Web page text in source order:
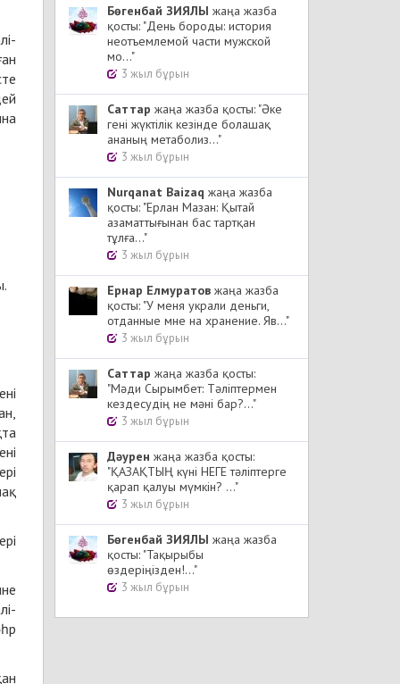
Бөгенбай ЗИЯЛЫ жаңа жазба
қосты: "День бороды: история
неотъемлемой части мужской
мо..."
3 жыл бұрын
Cаттар жаңа жазба қосты: "Әке
гені жүктілік кезінде болашақ
ананың метаболиз..."
3 жыл бұрын
Nurqanat Baizaq жаңа жазба
қосты: "Ерлан Мазан: Қытай
азаматтығынан бас тартқан
тұлға..."
3 жыл бұрын
Ернар Елмуратов жаңа жазба
қосты: "У меня украли деньги,
отданные мне на хранение. Яв..."
3 жыл бұрын
Cаттар жаңа жазба қосты:
"Мәди Сырымбет: Тәліптермен
кездесудің не мәні бар?..."
3 жыл бұрын
Дәурен жаңа жазба қосты:
"ҚАЗАҚТЫҢ күні НЕГЕ тәліптерге
қарап қалуы мүмкін? ..."
3 жыл бұрын
Бөгенбай ЗИЯЛЫ жаңа жазба
қосты: "Тақырыбы
өздеріңізден!..."
3 жыл бұрын